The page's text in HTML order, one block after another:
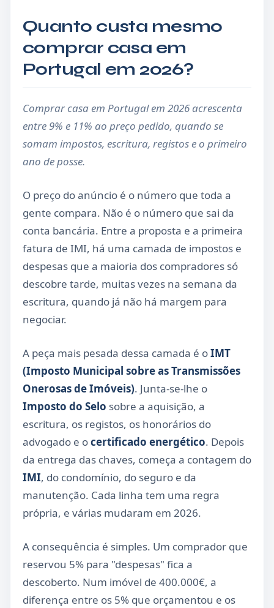
Quanto custa mesmo
comprar casa em
Portugal em 2026?
Comprar casa em Portugal em 2026 acrescenta
entre 9% e 11% ao preço pedido, quando se
somam impostos, escritura, registos e o primeiro
ano de posse.
O preço do anúncio é o número que toda a
gente compara. Não é o número que sai da
conta bancária. Entre a proposta e a primeira
fatura de IMI, há uma camada de impostos e
despesas que a maioria dos compradores só
descobre tarde, muitas vezes na semana da
escritura, quando já não há margem para
negociar.
A peça mais pesada dessa camada é oIMT
(Imposto Municipal sobre as Transmissões
Onerosas de Imóveis). Junta-se-lhe o
Imposto do Selo sobre a aquisição, a
escritura, os registos, os honorários do
advogado e ocertificado energético. Depois
da entrega das chaves, começa a contagem do
IMI, do condomínio, do seguro e da
manutenção. Cada linha tem uma regra
própria, e várias mudaram em 2026.
A consequência é simples. Um comprador que
reservou 5% para "despesas" fica a
descoberto. Num imóvel de 400.000€, a
diferença entre os 5% que orçamentou e os